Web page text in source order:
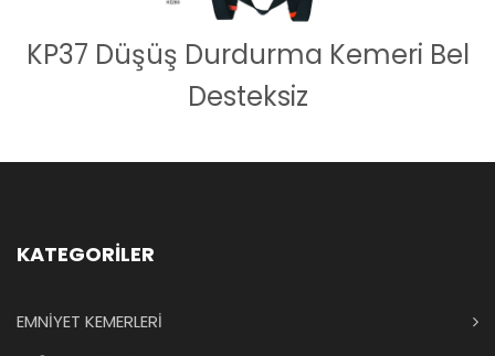
KP37 Düşüş Durdurma Kemeri Bel
Desteksiz
KATEGORİLER
EMNİYET KEMERLERİ